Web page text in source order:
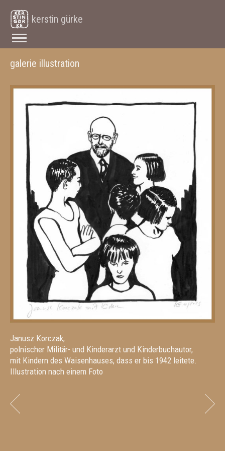
kerstin gürke
galerie illustration
Janusz Korczak,
polnischer Militär- und Kinderarzt und Kinderbuchautor,
mit Kindern des Waisenhauses, dass er bis 1942 leitete.
Illustration nach einem Foto